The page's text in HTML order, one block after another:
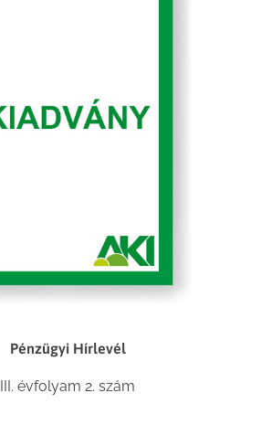
Pénzügyi Hírlevél
III. évfolyam 2. szám